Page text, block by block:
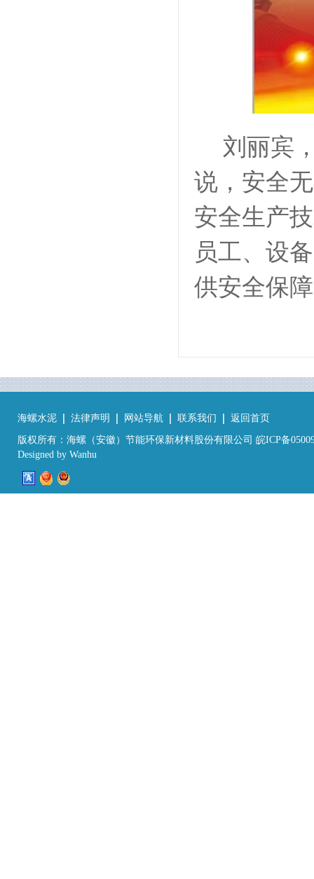
刘丽宾
说，安全
安全生产
员工、设
供安全保
海螺水泥 法律声明 网站导航 联系我们 返回首页
版权所有：海螺（安徽）节能环保新材料股份有限公司 皖ICP备
Designed by Wanhu